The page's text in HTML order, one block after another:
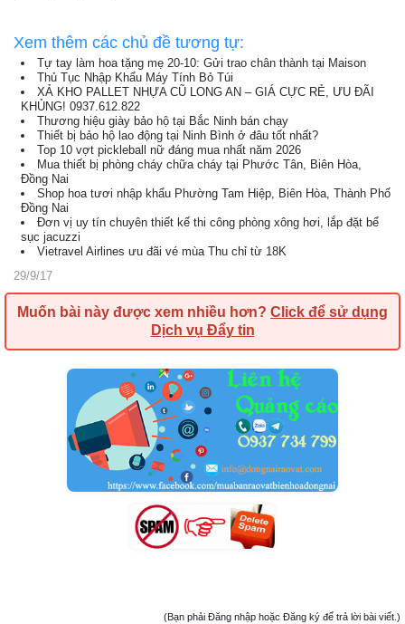
Xem thêm các chủ đề tương tự:
Tự tay làm hoa tặng mẹ 20-10: Gửi trao chân thành tại Maison
Thủ Tục Nhập Khẩu Máy Tính Bỏ Túi
XẢ KHO PALLET NHỰA CŨ LONG AN – GIÁ CỰC RẺ, ƯU ĐÃI
KHỦNG! 0937.612.822
Thương hiệu giày bảo hộ tại Bắc Ninh bán chạy
Thiết bị bảo hộ lao động tại Ninh Bình ở đâu tốt nhất?
Top 10 vợt pickleball nữ đáng mua nhất năm 2026
Mua thiết bị phòng cháy chữa cháy tại Phước Tân, Biên Hòa,
Đồng Nai
Shop hoa tươi nhập khẩu Phường Tam Hiệp, Biên Hòa, Thành Phố
Đồng Nai
Đơn vị uy tín chuyên thiết kế thi công phòng xông hơi, lắp đặt bể
sục jacuzzi
Vietravel Airlines ưu đãi vé mùa Thu chỉ từ 18K
29/9/17
Muốn bài này được xem nhiều hơn? Click để sử dụng
Dịch vụ Đẩy tin
(Bạn phải Đăng nhập hoặc Đăng ký để trả lời bài viết.)